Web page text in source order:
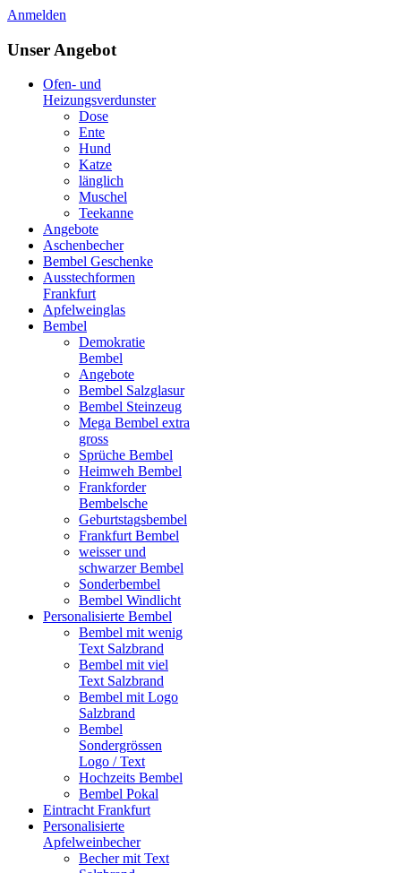
Anmelden
Unser Angebot
Ofen- und
Heizungsverdunster
Dose
Ente
Hund
Katze
länglich
Muschel
Teekanne
Angebote
Aschenbecher
Bembel Geschenke
Ausstechformen
Frankfurt
Apfelweinglas
Bembel
Demokratie
Bembel
Angebote
Bembel Salzglasur
Bembel Steinzeug
Mega Bembel extra
gross
Sprüche Bembel
Heimweh Bembel
Frankforder
Bembelsche
Geburtstagsbembel
Frankfurt Bembel
weisser und
schwarzer Bembel
Sonderbembel
Bembel Windlicht
Personalisierte Bembel
Bembel mit wenig
Text Salzbrand
Bembel mit viel
Text Salzbrand
Bembel mit Logo
Salzbrand
Bembel
Sondergrössen
Logo / Text
Hochzeits Bembel
Bembel Pokal
Eintracht Frankfurt
Personalisierte
Apfelweinbecher
Becher mit Text